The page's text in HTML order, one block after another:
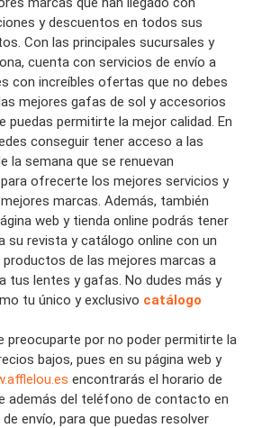
y descuentos en todos sus
Con las principales sucursales y
cuenta con servicios de envío a
con increíbles ofertas que no debes
mejores gafas de sol y accesorios
puedas permitirte la mejor calidad. En
conseguir tener acceso a las
la semana que se renuevan
ofrecerte los mejores servicios y
marcas. Además, también
web y tienda online podrás tener
su revista y catálogo online con un
de las mejores marcas a
tus lentes y gafas. No dudes más y
tu único y exclusivo catálogo
preocuparte por no poder permitirte la
bajos, pues en su página web y
encontrarás el horario de
además del teléfono de contacto en
envío, para que puedas resolver